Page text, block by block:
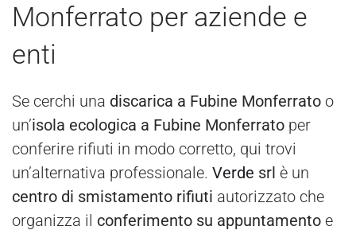
Monferrato per aziende e
enti
Se cerchi una discarica a Fubine Monferrato o
un’isola ecologica a Fubine Monferrato per
conferire rifiuti in modo corretto, qui trovi
un’alternativa professionale. Verde srl è un
centro di smistamento rifiuti autorizzato che
organizza il conferimento su appuntamento e